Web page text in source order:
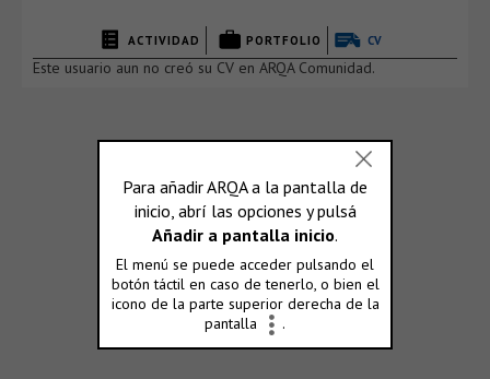
ACTIVIDAD PORTFOLIO CV
Este usuario aun no creó su CV en ARQA Comunidad.